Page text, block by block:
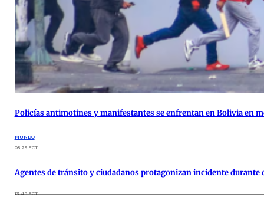
Policías antimotines y manifestantes se enfrentan en Bolivia en
MUNDO
08:29 ECT
Agentes de tránsito y ciudadanos protagonizan incidente durante
13:45 ECT